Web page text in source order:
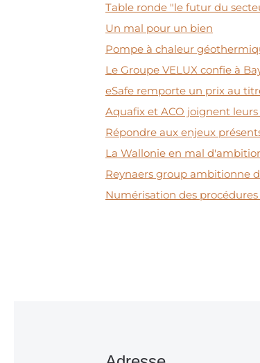
Table ronde "le futur du
Un mal pour un bien
Pompe à chaleur
Le Groupe VELUX confie à
eSafe remporte un prix au
Aquafix et ACO joignent leurs
Répondre aux enjeux
La Wallonie en mal
Reynaers group ambitionne
Numérisation des